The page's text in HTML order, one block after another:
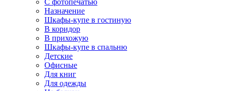
С фотопечатью
Назначение
Шкафы-купе в гостиную
В коридор
В прихожую
Шкафы-купе в спальню
Детские
Офисные
Для книг
Для одежды